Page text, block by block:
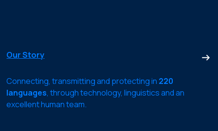
Our Story
Connecting, transmitting and protecting in 220
languages, through technology, linguistics and an
excellent human team.